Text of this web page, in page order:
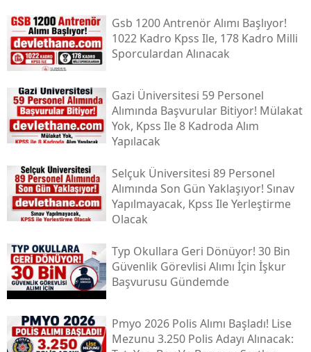
Gsb 1200 Antrenör Alımı Başlıyor!
1022 Kadro Kpss Ile, 178 Kadro Milli
Sporculardan Alınacak
Gazi Üniversitesi 59 Personel
Alımında Başvurular Bitiyor! Mülakat
Yok, Kpss Ile 8 Kadroda Alım
Yapılacak
Selçuk Üniversitesi 89 Personel
Alımında Son Gün Yaklaşıyor! Sınav
Yapılmayacak, Kpss Ile Yerleştirme
Olacak
Typ Okullara Geri Dönüyor! 30 Bin
Güvenlik Görevlisi Alımı İçin İşkur
Başvurusu Gündemde
Pmyo 2026 Polis Alımı Başladı! Lise
Mezunu 3.250 Polis Adayı Alınacak: